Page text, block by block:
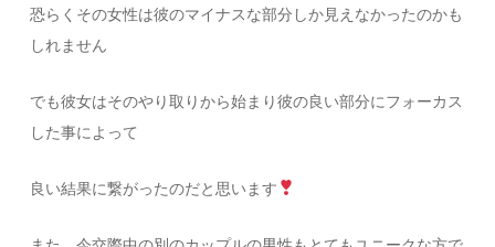
恐らくその女性は彼のマイナスな部分しか見えなかったのかも
しれません
でも彼女はそのやり取りから始まり彼の良い部分にフォーカス
した事によって
良い結果に繋がったのだと思います